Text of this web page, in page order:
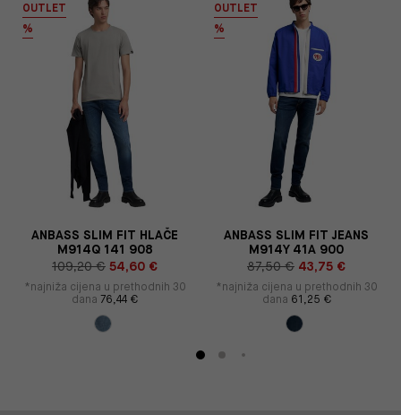
OUTLET
%
ANBASS SLIM FIT HLAČE
M914Q 141 908
109,20 € 54,60 €
*najniža cijena u prethodnih 30
dana 76,44 €
OUTLET
%
ANBASS SLIM FIT JEANS
M914Y 41A 900
87,50 € 43,75 €
*najniža cijena u prethodnih 30
dana 61,25 €